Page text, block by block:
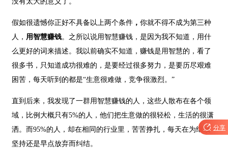
假如很遗憾你正好不具备以上两个条件 ， 你就不得不成为第三种
人， 用智慧赚钱。之所以说用智慧赚钱，是因为我不知道，用什
么更好的词来描述。我以前确实不知道，赚钱是用智慧的，看了
很多书，只知道成功很难的，是要经过很多努力，是要历尽艰难
困苦，每天听到的都是“生意很难做，竞争很激烈。”
直到后来，我发现了一群用智慧赚钱的人，这些人散布在各个领
域，比例大概只有5%的人，他们把生意做的很轻松，生活的很潇
洒。而95%的人，却在相同的行业里，苦苦挣扎，每天在为继续
坚持还是早点放弃而纠结。
 分享